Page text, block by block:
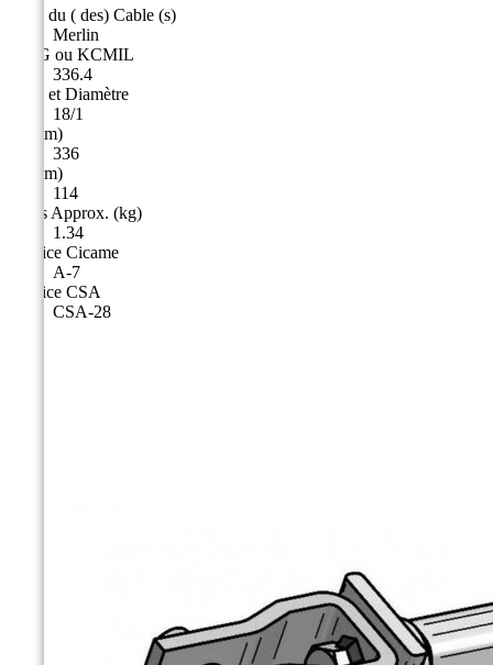
Nom du ( des) Cable (s)
Merlin
AWG ou KCMIL
336.4
Type et Diamètre
18/1
A (mm)
336
B (mm)
114
Poids Approx. (kg)
1.34
Matrice Cicame
A-7
Matrice CSA
CSA-28